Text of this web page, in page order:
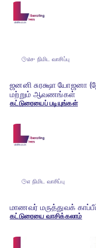
௰௪ நிமிட வாசிப்பு
ஜனனி சுரக்ஷா யோஜனா
மற்றும் ஆவணங்கள்
கட்டுரையைப் படியுங்கள்
௭ நிமிட வாசிப்பு
மாணவர் மருத்துவக்
கட்டுரையை வாசிக்கலாம்